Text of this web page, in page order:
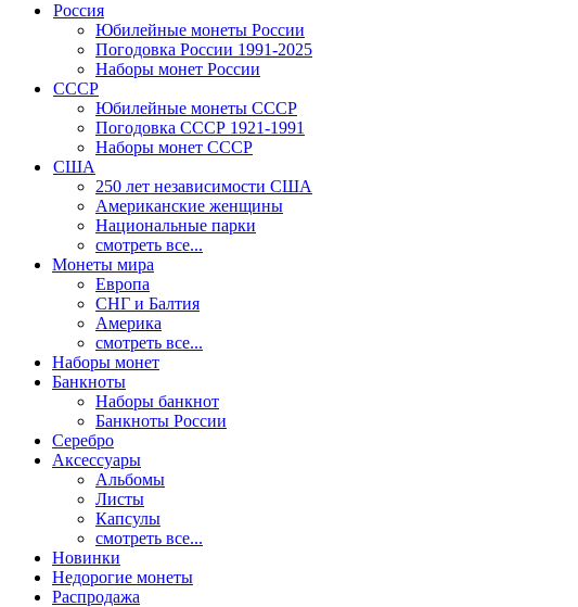
Россия
Юбилейные монеты России
Погодовка России 1991-2025
Наборы монет России
СССР
Юбилейные монеты СССР
Погодовка СССР 1921-1991
Наборы монет СССР
США
250 лет независимости США
Американские женщины
Национальные парки
смотреть все...
Монеты мира
Европа
СНГ и Балтия
Америка
смотреть все...
Наборы монет
Банкноты
Наборы банкнот
Банкноты России
Серебро
Аксессуары
Альбомы
Листы
Капсулы
смотреть все...
Новинки
Недорогие монеты
Распродажа